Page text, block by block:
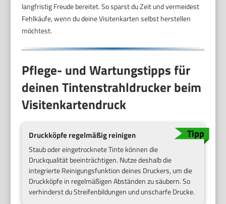
langfristig Freude bereitet. So sparst du Zeit und vermeidest
Fehlkäufe, wenn du deine Visitenkarten selbst herstellen
möchtest.
Pflege- und Wartungstipps für
deinen Tintenstrahldrucker beim
Visitenkartendruck
Druckköpfe regelmäßig reinigen
Staub oder eingetrocknete Tinte können die
Druckqualität beeinträchtigen. Nutze deshalb die
integrierte Reinigungsfunktion deines Druckers, um die
Druckköpfe in regelmäßigen Abständen zu säubern. So
verhinderst du Streifenbildungen und unscharfe Drucke.